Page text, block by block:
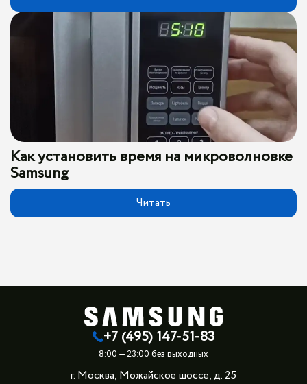
Как установить время на микроволновке
Samsung
Читать
+7 (495) 147-51-83
8:00 — 23:00 без выходных
г. Москва, Можайское шоссе, д. 25